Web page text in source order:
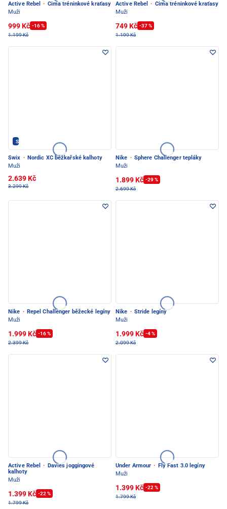
Active Rebel · Cima tréninkové kraťasy
Muži
999 Kč -16 %
1.199 Kč
Active Rebel · Cima tréninkové kraťasy
Muži
749 Kč -37 %
1.199 Kč
SWIX - PEC POD SNĚŽKOU
Swix · Nordic XC běžkařské kalhoty
Muži
2.639 Kč
3.299 Kč
Nike · Sphere Challenger tepláky
Muži
1.899 Kč -29 %
2.699 Kč
Nike · Repel Challenger běžecké legíny
Muži
1.999 Kč -16 %
2.399 Kč
Nike · Stride legíny
Muži
1.999 Kč -4 %
2.099 Kč
Active Rebel ·
Davies joggingové
kalhoty
Muži
1.399 Kč -22 %
1.799 Kč
Under Armour ·
Fly Fast 3.0 legíny
Muži
1.399 Kč -22 %
1.799 Kč